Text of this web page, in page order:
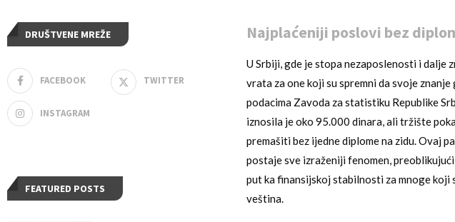
Najplaćeniji poslovi bez
U Srbiji, gde je stopa nezaposlenosti i dalje
vrata za one koji su spremni da svoje
podacima Zavoda za statistiku Republike
iznosila je oko 95.000 dinara, ali tržište
premašiti bez ijedne diplome na zidu. Ovaj
postaje sve izraženiji fenomen,
put ka finansijskoj stabilnosti za mnoge
veština.
DRUŠTVENE MREŽE
FACEBOOK TWITTER
INSTAGRAM
FEATURED POSTS